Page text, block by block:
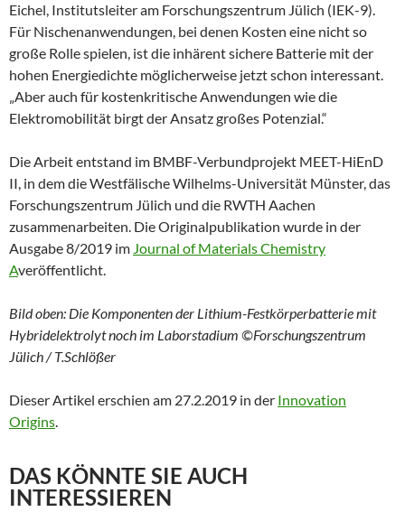
Eichel, Institutsleiter am Forschungszentrum Jülich (IEK-9).
Für Nischenanwendungen, bei denen Kosten eine nicht so
große Rolle spielen, ist die inhärent sichere Batterie mit der
hohen Energiedichte möglicherweise jetzt schon interessant.
„Aber auch für kostenkritische Anwendungen wie die
Elektromobilität birgt der Ansatz großes Potenzial.“
Die Arbeit entstand im BMBF-Verbundprojekt MEET-HiEnD
II, in dem die Westfälische Wilhelms-Universität Münster, das
Forschungszentrum Jülich und die RWTH Aachen
zusammenarbeiten. Die Originalpublikation wurde in der
Ausgabe 8/2019 im Journal of Materials Chemistry
Averöffentlicht.
Bild oben: Die Komponenten der Lithium-Festkörperbatterie mit
Hybridelektrolyt noch im Laborstadium ©Forschungszentrum
Jülich / T.Schlößer
Dieser Artikel erschien am 27.2.2019 in der Innovation
Origins.
DAS KÖNNTE SIE AUCH
INTERESSIEREN